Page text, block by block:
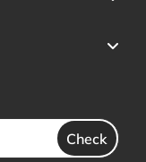
Check